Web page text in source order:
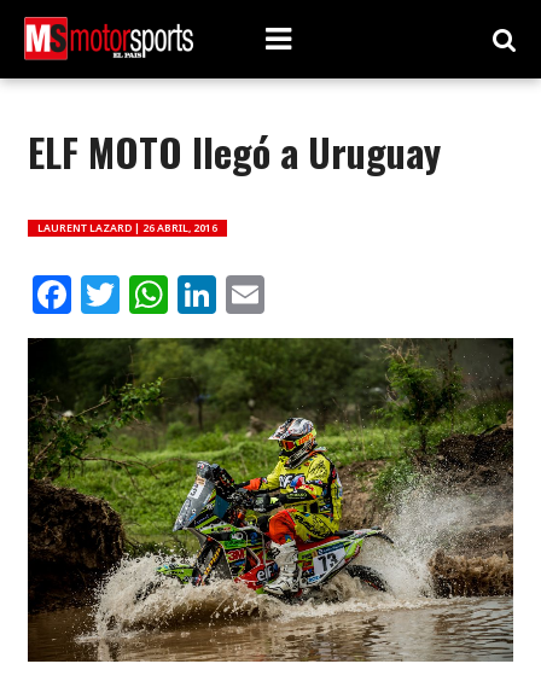
ELF MOTO llegó a Uruguay
LAURENT LAZARD | 26 ABRIL, 2016
Facebook
Twitter
WhatsApp
LinkedIn
Email